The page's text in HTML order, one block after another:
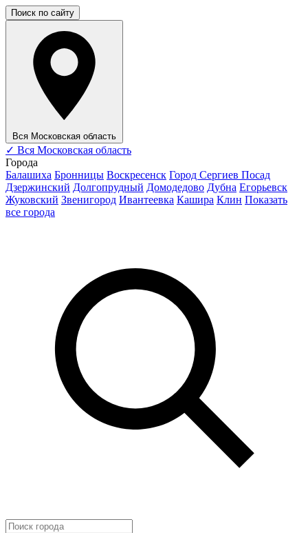
Поиск по сайту
Вся Московская область
✓ Вся Московская область
Города
Балашиха Бронницы Воскресенск Город Сергиев Посад
Дзержинский Долгопрудный Домодедово Дубна Егорьевск
Жуковский Звенигород Ивантеевка Кашира Клин Показать
все города